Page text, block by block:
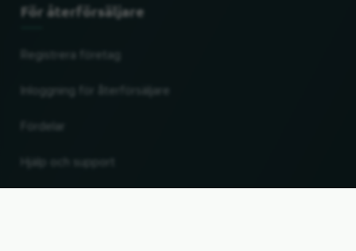
För återförsäljare
Inloggning för återförsäljare
Fördelar